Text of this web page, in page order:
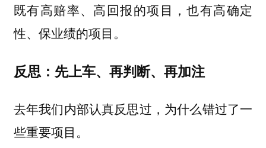
既有高赔率、高回报的项目，也有高确定
性、保业绩的项目。
反思：先上车、再判断、再加注
去年我们内部认真反思过，为什么错过了一
些重要项目。